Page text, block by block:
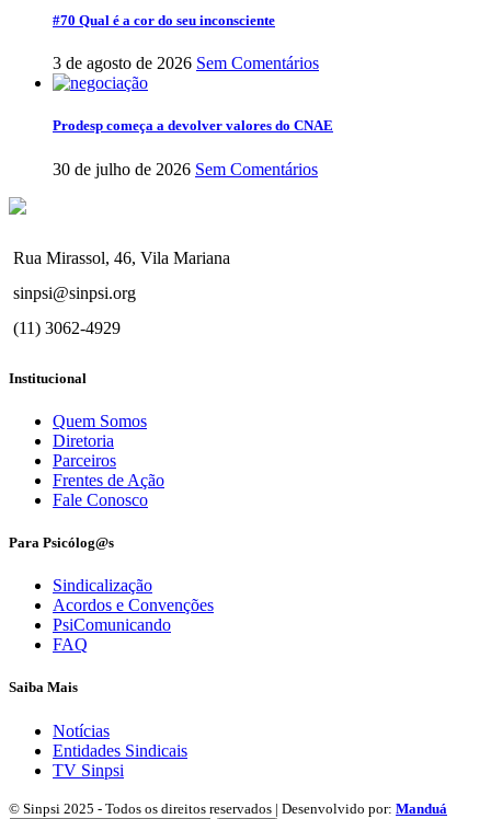
#70 Qual é a cor do seu inconsciente
3 de agosto de 2026 Sem Comentários
Prodesp começa a devolver valores do CNAE
30 de julho de 2026 Sem Comentários
Rua Mirassol, 46, Vila Mariana
sinpsi@sinpsi.org
(11) 3062-4929
Institucional
Quem Somos
Diretoria
Parceiros
Frentes de Ação
Fale Conosco
Para Psicólog@s
Sindicalização
Acordos e Convenções
PsiComunicando
FAQ
Saiba Mais
Notícias
Entidades Sindicais
TV Sinpsi
© Sinpsi 2025 - Todos os direitos reservados | Desenvolvido por: Manduá